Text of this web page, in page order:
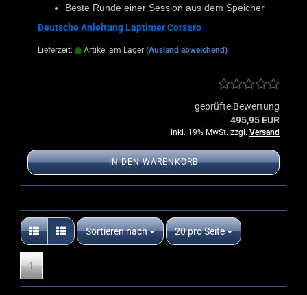
Beste Runde einer Session aus dem Speicher
Deutsche Anleitung Laptimer Corsaro
Lieferzeit: Artikel am Lager (Ausland abweichend)
geprüfte Bewertung
495,95 EUR
inkl. 19% MwSt. zzgl. Versand
IN DEN WARENKORB
Sortieren nach
Sortieren nach 20 pro Seite
pro Seite
1